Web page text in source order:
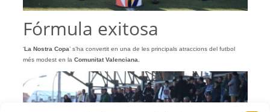
Fórmula exitosa
‘La Nostra Copa’ s’ha convertit en una de les principals atraccions del futbol
més modest en la Comunitat Valenciana.